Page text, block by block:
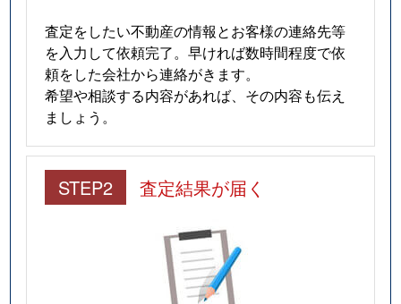
査定をしたい不動産の情報とお客様の連絡先等
を入力して依頼完了。早ければ数時間程度で依
頼をした会社から連絡がきます。
希望や相談する内容があれば、その内容も伝え
ましょう。
STEP2 査定結果が届く